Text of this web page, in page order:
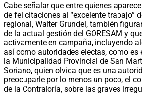
Cabe señalar que entre quienes
de felicitaciones al “excelente trabajo”
regional, Walter Grundel, también
de la actual gestión del GORESAM y
activamente en campaña, incluyendo
así como autoridades electas, como es
la Municipalidad Provincial de San
Soriano, quien olvida que es una
preocuparle por lo menos un poco, el
de la Contraloría, sobre las graves